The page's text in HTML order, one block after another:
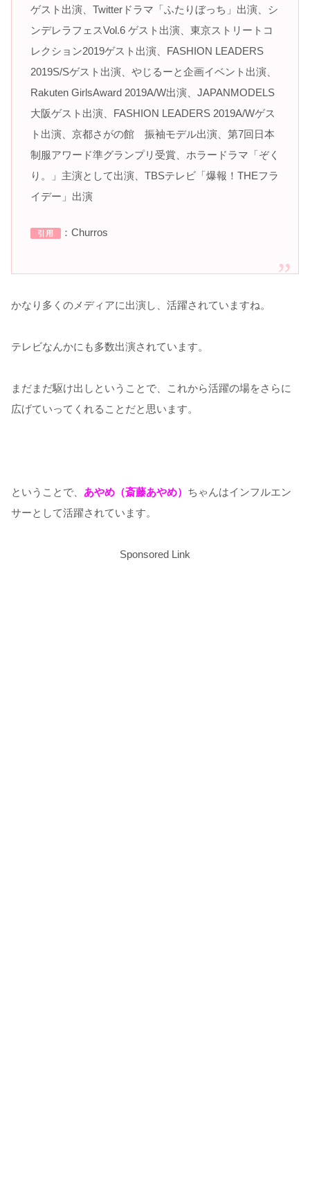
ゲスト出演、Twitterドラマ「ふたりぼっち」出演、シ
ンデレラフェスVol.6 ゲスト出演、東京ストリートコ
レクション2019ゲスト出演、FASHION LEADERS
2019S/Sゲスト出演、やじるーと企画イベント出演、
Rakuten GirlsAward 2019A/W出演、JAPANMODELS
大阪ゲスト出演、FASHION LEADERS 2019A/Wゲス
ト出演、京都さがの館 振袖モデル出演、第7回日本
制服アワード準グランプリ受賞、ホラードラマ「ぞく
り。」主演として出演、TBSテレビ「爆報！THEフラ
イデー」出演
引用 ：Churros
かなり多くのメディアに出演し、活躍されていますね。
テレビなんかにも多数出演されています。
まだまだ駆け出しということで、これから活躍の場をさらに
広げていってくれることだと思います。
ということで、 あやめ（斎藤あやめ） ちゃんはインフルエン
サーとして活躍されています。
Sponsored Link